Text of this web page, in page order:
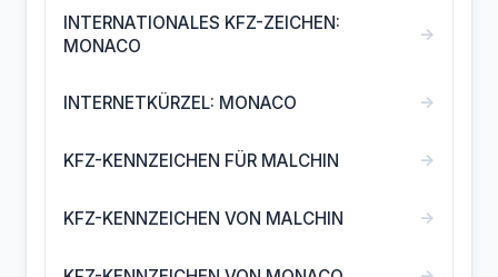
INTERNATIONALES KFZ-ZEICHEN:
MONACO
→
INTERNETKÜRZEL: MONACO →
KFZ-KENNZEICHEN FÜR MALCHIN →
KFZ-KENNZEICHEN VON MALCHIN →